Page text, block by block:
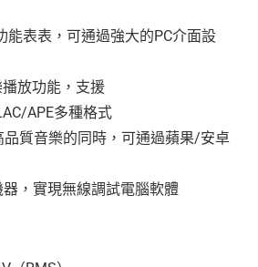
表表，可通過強大的PC介面設
放功能，支援
APE多種格式
質音樂的同時，可通過蘋果/安卓
，實現無線調試電腦軟體